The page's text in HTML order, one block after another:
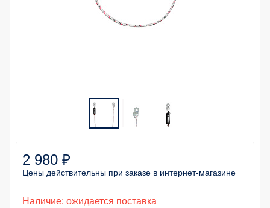
2 980 ₽
Цены действительны при заказе в интернет-магазине
Наличие: ожидается поставка